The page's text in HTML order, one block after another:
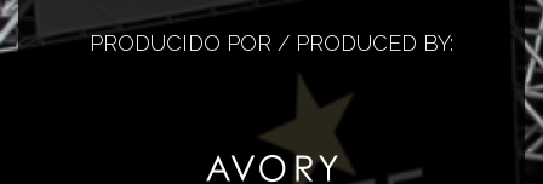
PRODUCIDO POR / PRODUCED BY: